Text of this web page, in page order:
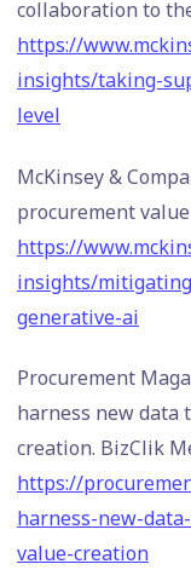
collaboration to
https://
insights/taking-
level
McKinsey &
procurement
https://
insights/
generative-ai
Procurement
harness new data
creation. BizClik
https://
harness-new-
value-creation